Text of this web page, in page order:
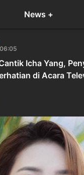
News +
Icha Yang,
di Acara